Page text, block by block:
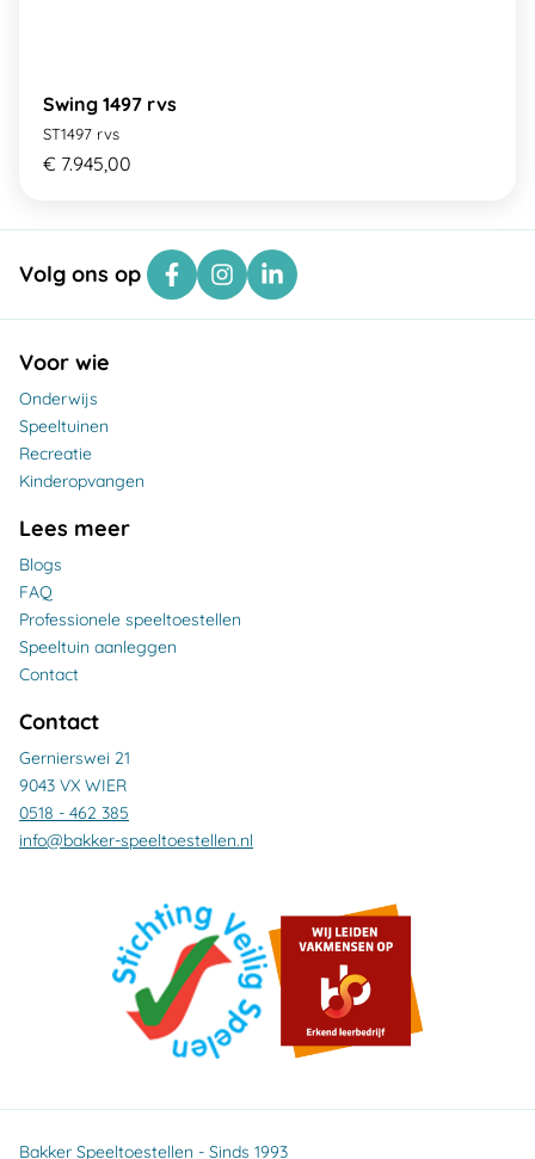
Swing 1497 rvs
ST1497 rvs
€ 7.945,00
Volg ons op
Voor wie
Onderwijs
Speeltuinen
Recreatie
Kinderopvangen
Lees meer
Blogs
FAQ
Professionele speeltoestellen
Speeltuin aanleggen
Contact
Contact
Gernierswei 21
9043 VX WIER
0518 - 462 385
info@bakker-speeltoestellen.nl
Bakker Speeltoestellen - Sinds 1993